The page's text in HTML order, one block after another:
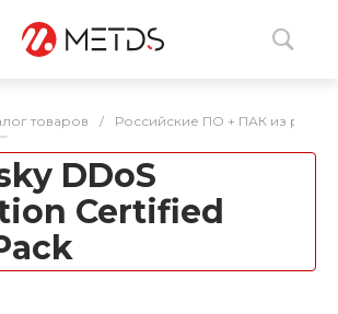
товаров / Российские ПО + ПАК из
DDoS
Certified